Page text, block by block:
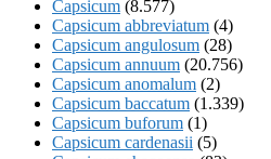
Capsicum (8.577)
Capsicum abbreviatum (4)
Capsicum angulosum (28)
Capsicum annuum (20.756)
Capsicum anomalum (2)
Capsicum baccatum (1.339)
Capsicum buforum (1)
Capsicum cardenasii (5)